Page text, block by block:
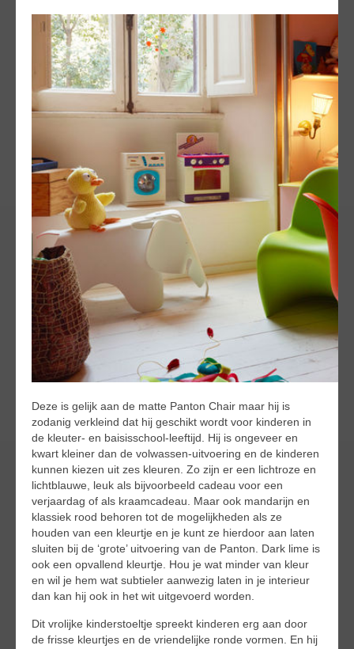
Deze is gelijk aan de matte Panton Chair maar hij is
zodanig verkleind dat hij geschikt wordt voor kinderen in
de kleuter- en baisisschool-leeftijd. Hij is ongeveer en
kwart kleiner dan de volwassen-uitvoering en de kinderen
kunnen kiezen uit zes kleuren. Zo zijn er een lichtroze en
lichtblauwe, leuk als bijvoorbeeld cadeau voor een
verjaardag of als kraamcadeau. Maar ook mandarijn en
klassiek rood behoren tot de mogelijkheden als ze
houden van een kleurtje en je kunt ze hierdoor aan laten
sluiten bij de ‘grote’ uitvoering van de Panton. Dark lime is
ook een opvallend kleurtje. Hou je wat minder van kleur
en wil je hem wat subtieler aanwezig laten in je interieur
dan kan hij ook in het wit uitgevoerd worden.
Dit vrolijke kinderstoeltje spreekt kinderen erg aan door
de frisse kleurtjes en de vriendelijke ronde vormen. En hij